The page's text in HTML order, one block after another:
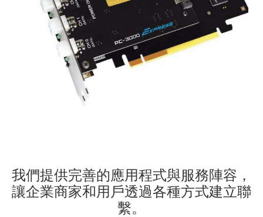
我們提供完善的應用程式與服務陣容，
讓企業商家和用戶透過各種方式建立聯
繫。